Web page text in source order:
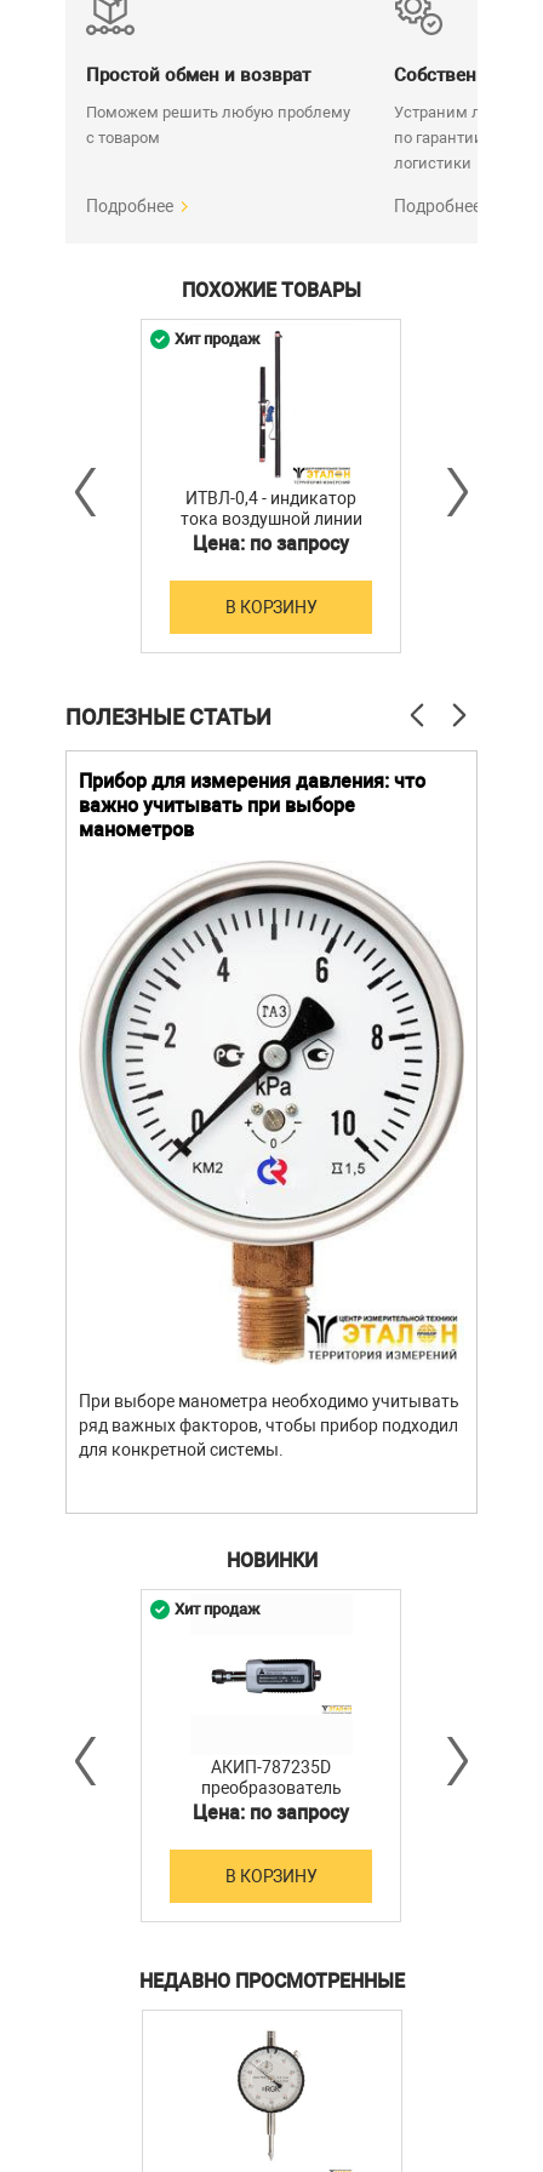
Сила
давления
Простой обмен и возврат
Поможем решить любую проблему
с товаром
Подробнее
Собственный
Устраним любую
по гарантии. Срок
логистики
Подробнее
ПОХОЖИЕ ТОВАРЫ
ИТВЛ-0,4 - индикатор
тока воздушной линии
(без курсового фонаря
VONATEX)
Цена: по запросу
В КОРЗИНУ
Хит продаж
ПОЛЕЗНЫЕ СТАТЬИ
Прибор для измерения давления: что
важно учитывать при выборе
манометров
При выборе манометра необходимо учитывать
ряд важных факторов, чтобы прибор подходил
для конкретной системы.
НОВИНКИ
АКИП-787235D
преобразователь
мощности
Цена: по запросу
В КОРЗИНУ
Хит продаж
НЕДАВНО ПРОСМОТРЕННЫЕ